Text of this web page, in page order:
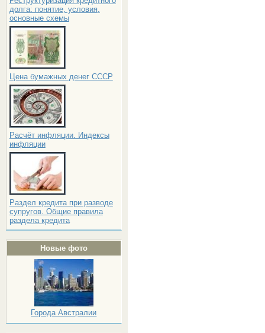
долга: понятие, условия,
основные схемы
Цена бумажных денег СССР
Расчёт инфляции. Индексы
инфляции
Раздел кредита при разводе
супругов. Общие правила
раздела кредита
Новые фото
Города Австралии